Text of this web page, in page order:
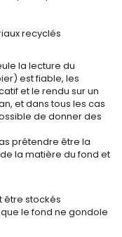
recyclés
la lecture du
est fiable, les
et le rendu sur un
et dans tous les cas
de donner des
prétendre être la
la matière du fond et
être stockés
le fond ne gondole